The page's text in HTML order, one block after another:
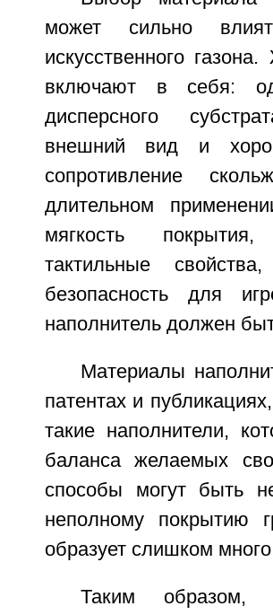
может сильно
искусственного
включают в себя:
дисперсного
внешний вид и
сопротивление
длительном
мягкость
тактильные
безопасность для
наполнитель должен
Материалы
патентах и
такие наполнители,
баланса желаемых
способы могут быть
неполному покрытию
образует слишком
Таким образом,